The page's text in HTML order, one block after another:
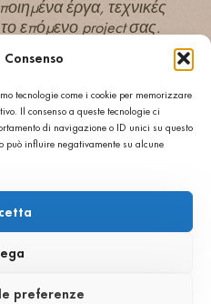
tecnologie come i cookie per memorizzare
Il consenso a queste tecnologie ci
di navigazione o ID unici su questo
può influire negativamente su alcune
preferenze
έργα, τεχνικές
το επόμενο project σας.
ΑΕΡΙΖΟΜΕΝΕΣ
ΟΨΕΙΣ
ΕΠΕΞΕΡΓΑΣΙΑ
ΣΥΜΠΑΓΟΥΣ
ΟΓΚΟΥ
ΚΑΙ